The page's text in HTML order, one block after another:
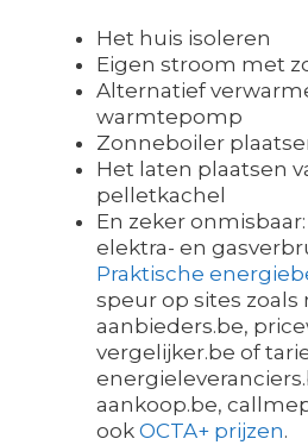
Het huis isoleren
Eigen stroom met
Alternatief
warmtepomp
Zonneboiler
Het laten plaatsen
pelletkachel
En zeker
elektra- en
Praktische
speur op sites
aanbieders.be,
vergelijker.be of
aankoop.be,
ook OCTA+ prijzen.